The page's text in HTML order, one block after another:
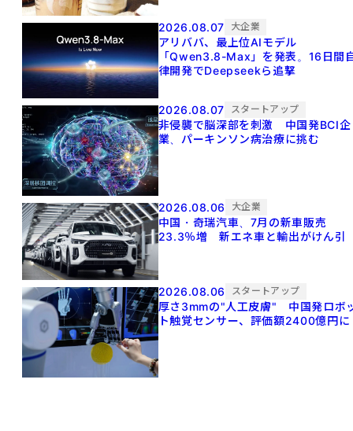
2026.08.07 大企業
アリババ、最上位AIモデル
「Qwen3.8-Max」を発表。16日間
律開発でDeepseekら追撃
2026.08.07 スタートアップ
非侵襲で脳深部を刺激 中国発BCI企
業、パーキンソン病治療に挑む
2026.08.06 大企業
中国・奇瑞汽車、7月の新車販売
23.3％増 新エネ車と輸出がけん引
2026.08.06 スタートアップ
厚さ3mmの"人工皮膚" 中国発ロボ
ト触覚センサー、評価額2400億円に